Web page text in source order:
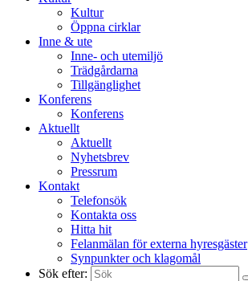
Kultur
Öppna cirklar
Inne & ute
Inne- och utemiljö
Trädgårdarna
Tillgänglighet
Konferens
Konferens
Aktuellt
Aktuellt
Nyhetsbrev
Pressrum
Kontakt
Telefonsök
Kontakta oss
Hitta hit
Felanmälan för externa hyresgäster
Synpunkter och klagomål
Sök efter: